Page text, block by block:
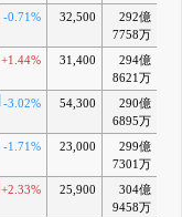
-0.71% 32,500
292億
7758万
+1.44% 31,400
294億
8621万
-3.02% 54,300
290億
6895万
-1.71% 23,000
299億
7301万
+2.33% 25,900
304億
9458万